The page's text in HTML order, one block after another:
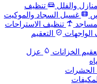
والفلل
تنظيف
غسيل السجاد والموكيت
تنظيف الاستراحات
الواجهات
التعقيم
الخزانات
عزل
الحشرات